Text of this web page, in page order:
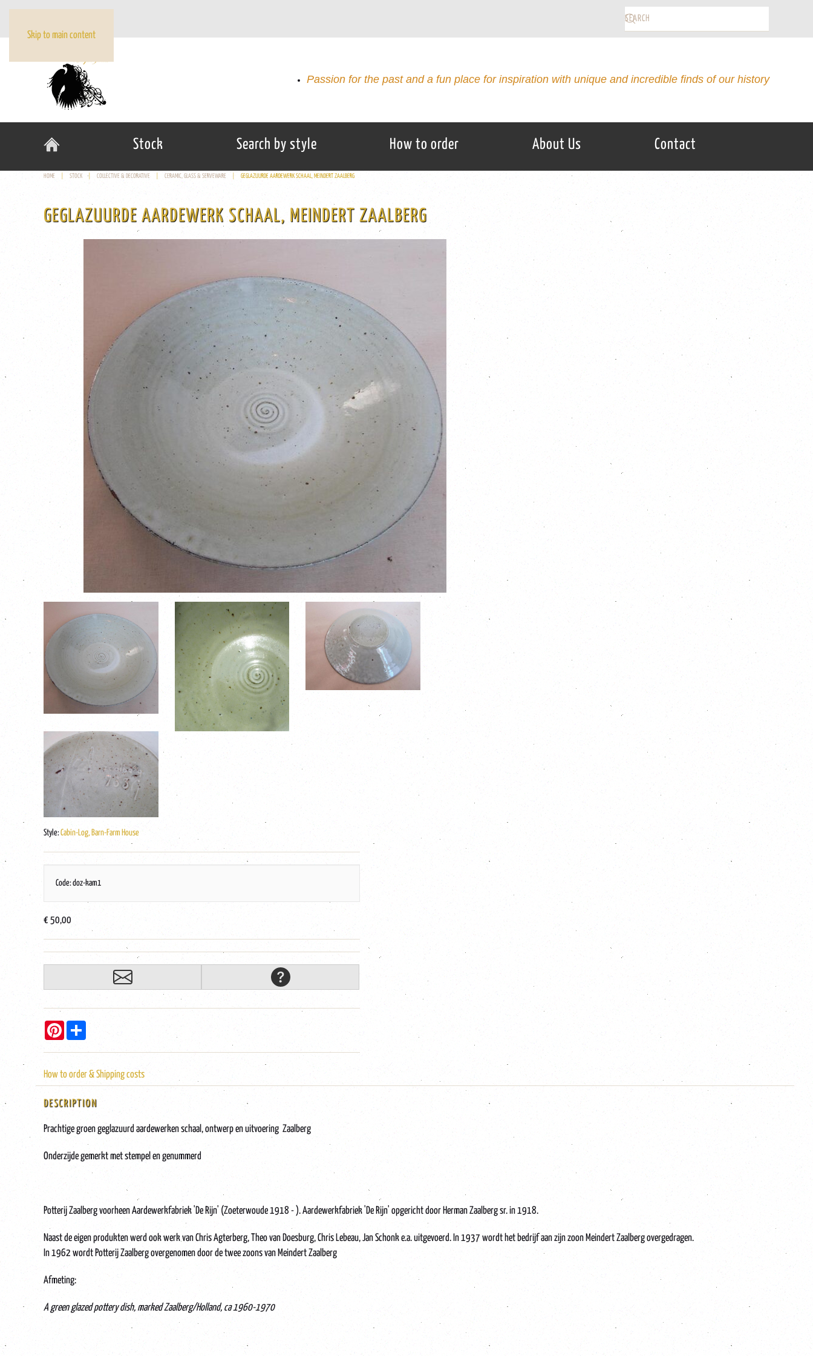
Skip to main content
Passion for the past and a fun place for inspiration with unique and incredible finds of our history
Stock Search by style How to order About Us Contact
HOME STOCK COLLECTIVE & DECORATIVE CERAMIC, GLASS & SERVEWARE GEGLAZUURDE AARDEWERK SCHAAL, MEINDERT ZAALBERG
GEGLAZUURDE AARDEWERK SCHAAL, MEINDERT ZAALBERG
Style:Cabin-Log, Barn-Farm House
Code: doz-kam1
€ 50,00
Pinterest
How to order & Shipping costs
DESCRIPTION
Prachtige groen geglazuurd aardewerken schaal, ontwerp en uitvoering Zaalberg
Onderzijde gemerkt met stempel en genummerd
Potterij Zaalberg voorheen Aardewerkfabriek 'De Rijn' (Zoeterwoude 1918 - ). Aardewerkfabriek 'De Rijn' opgericht door Herman Zaalberg sr. in 1918.
Naast de eigen produkten werd ook werk van Chris Agterberg, Theo van Doesburg, Chris Lebeau, Jan Schonk e.a. uitgevoerd. In 1937 wordt het bedrijf aan zijn zoon Meindert Zaalberg overgedragen.
In 1962 wordt Potterij Zaalberg overgenomen door de twee zoons van Meindert Zaalberg
Afmeting:
A green glazed pottery dish, marked Zaalberg/Holland, ca 1960-1970